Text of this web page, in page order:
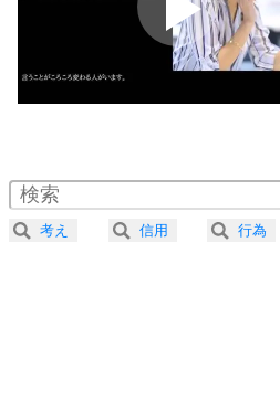
ポジティブ思考になる
ストレス対策
人生、なんとか
気楽に生きる30の方法
4 器の大きい人は
プラス思考
2.0倍速 （546KB 2分19秒
2.5倍速 （437KB 1分51秒）
3.0倍速 （364KB 1分33秒）
考え 信用 行為